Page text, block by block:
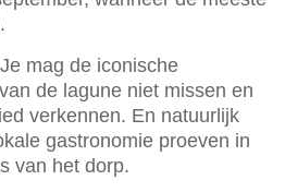
Je mag de iconische
de lagune niet missen en
verkennen. En natuurlijk
gastronomie proeven in
van het dorp.